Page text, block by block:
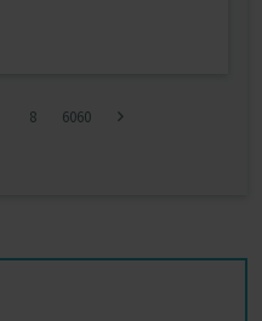
8 6060